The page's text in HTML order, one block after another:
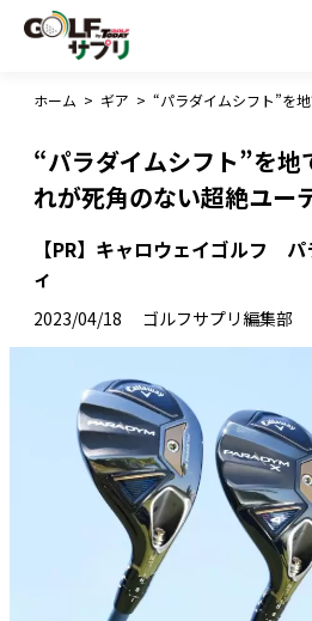
ホーム > ギア >
“パラダイムシフト”を地
れが死角のない超絶ユー
【PR】キャロウェイゴルフ
ィ
2023/04/18 ゴルフサプリ編集部